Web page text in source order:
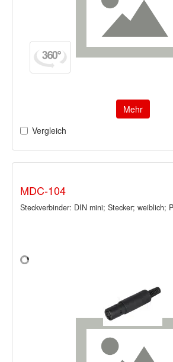
Mehr
Vergleich
MDC-104
Steckverbinder: DIN mini; Stecker; weiblich;